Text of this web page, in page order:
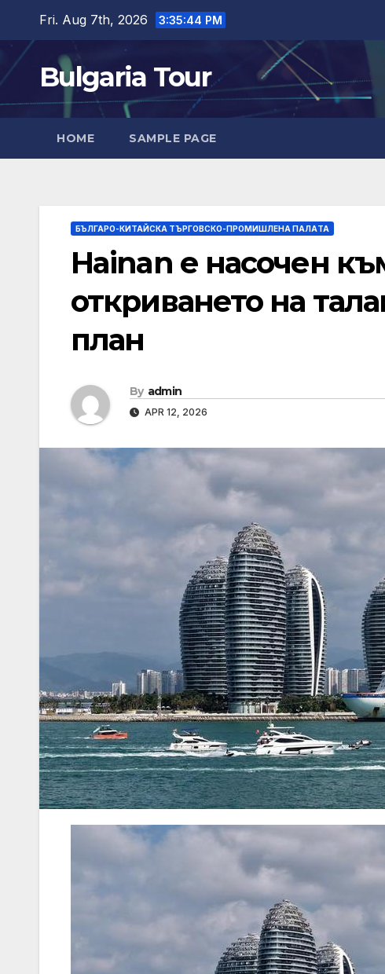
content
Fri. Aug 7th, 2026 3:35:46 PM
Bulgaria Tour
HOME SAMPLE PAGE
БЪЛГАРО-КИТАЙСКА ТЪРГОВСКО-ПРОМИШЛЕНА ПАЛAТА
Hainan е насочен
откриването на
план
By admin
APR 12, 2026